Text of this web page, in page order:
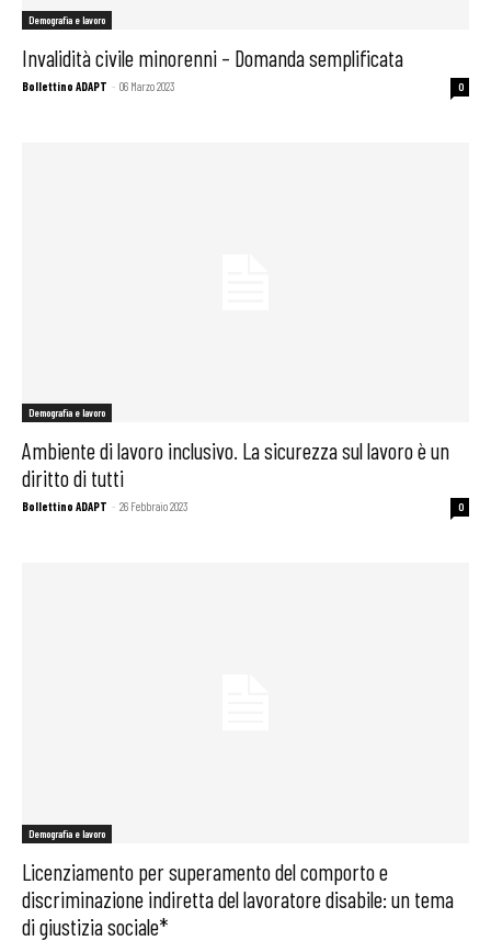
Demografia e lavoro
Invalidità civile minorenni – Domanda semplificata
Bollettino ADAPT - 06 Marzo 2023 0
Demografia e lavoro
Ambiente di lavoro inclusivo. La sicurezza sul lavoro è un
diritto di tutti
Bollettino ADAPT - 26 Febbraio 2023 0
Demografia e lavoro
Licenziamento per superamento del comporto e
discriminazione indiretta del lavoratore disabile: un tema
di giustizia sociale*